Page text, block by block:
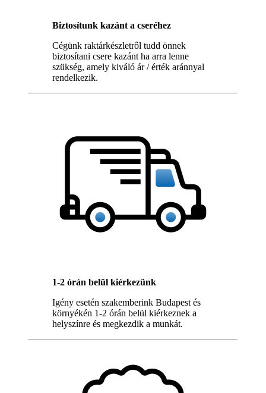
Biztosítunk kazánt a cseréhez
Cégünk raktárkészletről tudd önnek
biztosítani csere kazánt ha arra lenne
szükség, amely kiváló ár / érték aránnyal
rendelkezik.
1-2 órán belül kiérkezünk
Igény esetén szakemberink Budapest és
környékén 1-2 órán belül kiérkeznek a
helyszínre és megkezdik a munkát.